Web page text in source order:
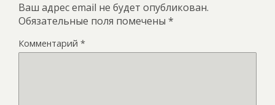
Ваш адрес email не будет опубликован.
Обязательные поля помечены *
Комментарий *